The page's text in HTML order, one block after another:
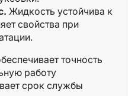
Жидкость устойчива к
свойства при
точность
работу
срок службы